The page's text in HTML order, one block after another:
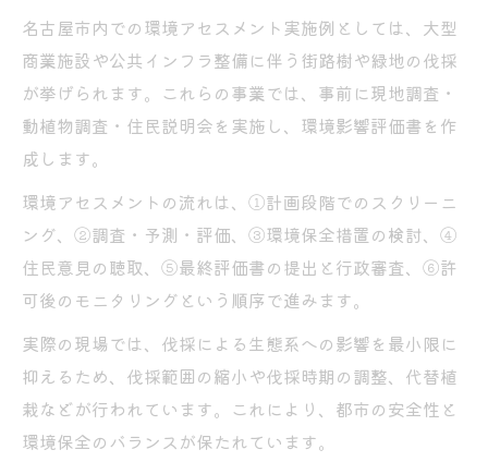
名古屋市内での環境アセスメント実施例としては、大型
商業施設や公共インフラ整備に伴う街路樹や緑地の伐採
が挙げられます。これらの事業では、事前に現地調査・
動植物調査・住民説明会を実施し、環境影響評価書を作
成します。
環境アセスメントの流れは、①計画段階でのスクリーニ
ング、②調査・予測・評価、③環境保全措置の検討、④
住民意見の聴取、⑤最終評価書の提出と行政審査、⑥許
可後のモニタリングという順序で進みます。
実際の現場では、伐採による生態系への影響を最小限に
抑えるため、伐採範囲の縮小や伐採時期の調整、代替植
栽などが行われています。これにより、都市の安全性と
環境保全のバランスが保たれています。